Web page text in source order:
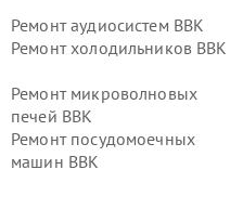
Ремонт аудиосистем BBK
Ремонт холодильников BBK
Ремонт микроволновых
печей BBK
Ремонт посудомоечных
машин BBK